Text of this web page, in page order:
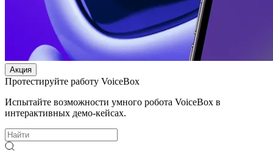
Акция
Протестируйте работу VoiceBox
Испытайте возможности умного робота VoiceBox в
интерактивных демо-кейсах.